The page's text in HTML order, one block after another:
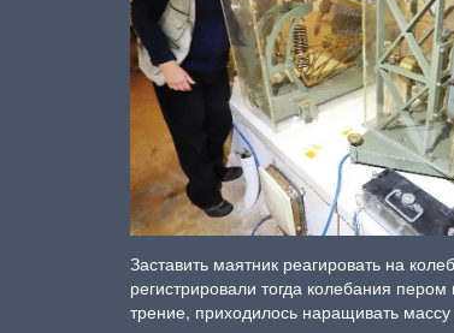
Заставить маятник реагировать на
регистрировали тогда колебания
трение, приходилось наращивать